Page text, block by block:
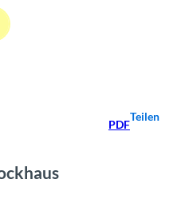
PDF
Teilen